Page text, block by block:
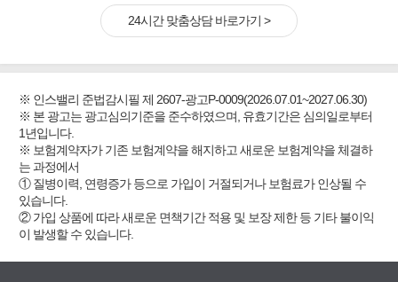
24시간 맞춤상담 바로가기 >
※ 인스밸리 준법감시필 제 2607-광고P-0009(2026.07.01~2027.06.30)
※ 본 광고는 광고심의기준을 준수하였으며, 유효기간은 심의일로부터
1년입니다.
※ 보험계약자가 기존 보험계약을 해지하고 새로운 보험계약을 체결하
는 과정에서
① 질병이력, 연령증가 등으로 가입이 거절되거나 보험료가 인상될 수
있습니다.
② 가입 상품에 따라 새로운 면책기간 적용 및 보장 제한 등 기타 불이익
이 발생할 수 있습니다.